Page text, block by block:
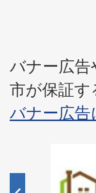
バナー広
市が保証
バナー広告